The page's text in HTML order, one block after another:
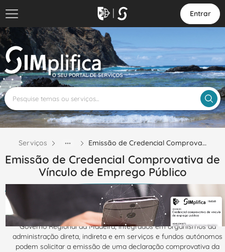
Entrar
Serviços Emissão de Credencial Comprova…
Emissão de Credencial Comprovativa de
Vínculo de Emprego Público
Através deste serviço, os trabalhadores em funções públicas do
Governo Regional da Madeira, integrados em organismos da
administração direta, indireta e em serviços e fundos autónomos
podem solicitar a emissão de uma declaração comprovativa da